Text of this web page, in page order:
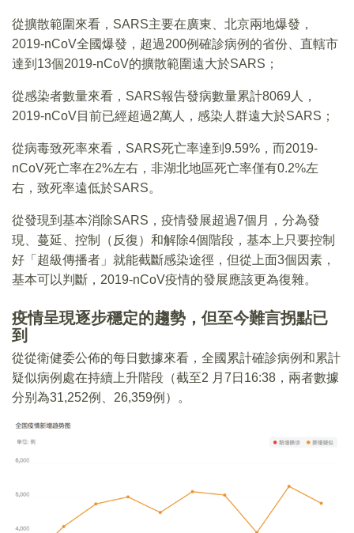
從擴散範圍來看，SARS主要在廣東、北京兩地爆發，
2019-nCoV全國爆發，超過200例確診病例的省份、直轄市
達到13個2019-nCoV的擴散範圍遠大於SARS；
從感染者數量來看，SARS報告發病數量累計8069人，
2019-nCoV目前已經超過2萬人，感染人群遠大於SARS；
從病毒致死率來看，SARS死亡率達到9.59%，而2019-
nCoV死亡率在2%左右，非湖北地區死亡率僅有0.2%左
右，致死率遠低於SARS。
從發現到基本消除SARS，疫情發展超過7個月，分為發
現、蔓延、控制（反復）和解除4個階段，基本上只要控制
好「超級傳播者」就能截斷感染途徑，但從上面3個因素，
基本可以判斷，2019-nCoV疫情的發展應該更為復雜。
疫情呈現逐步穩定的趨勢，但至今難言拐點已
到
從從衛健委公佈的每日數據來看，全國累計確診病例和累計
疑似病例處在持續上升階段（截至2 月7日16:38，兩者數據
分别為31,252例、26,359例）。